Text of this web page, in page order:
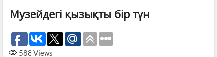
Музейдегі қызықты бір түн
588 Views